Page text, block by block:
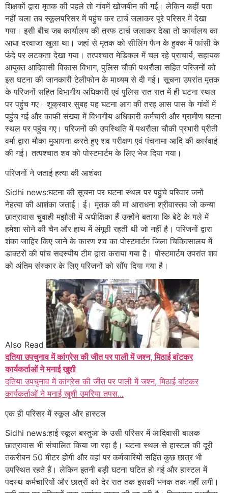
शिक्षकों द्वारा मृतक की पहले तो गांवमें खोजबीन की गई। लेकिन कहीं पता
नहीं चला तब स्कूलपरिसर में पहुंच कर टार्च जलाकर पूरे परिसर में देखा
गया। इसी बीच जब कार्यालय की तरफ टार्च जलाकर देखा तो कार्यालय का
आधा दरवाजा खुला था। जहां से मृतक को सीलिंग फैन के हुक्क में फांसी के
फंदे पर लटकता देखा गया। तत्पश्चात मेडिकल में चल रहे प्राचार्य, सहायक
आयुक्त आदिवासी विकास विभाग, पुलिस चौकी पथरौला सहित परिजनों को
इस घटना की जानकारी टेलीफोन के माध्यम से दी गई। सूचना उपरांत मृतक
के परिजनों सहित विभागीय अधिकारी एवं पुलिस रात रात में ही घटना स्थल
पर पहुंच गए। शुक्रवार सुबह यह घटना आग की तरह आस पास के गांवों में
पहुंच गई और काफी संख्या में विभागीय अधिकारी कर्मचारी और ग्रामीण घटना
स्थल पर पहुंच गए। परिजनों की उपस्थिति में पथरौला चौकी प्रभारी प्रीती
वर्मा द्वारा मौका मुआयना करते हुए शव परीक्षण एवं पंचनामा आदि की कार्रवाई
की गई। तत्पश्चात शव को पोस्टमार्टम के लिए भेज दिया गया।
परिजनों ने जताई हत्या की आशंका
Sidhi news:घटना की सूचना पर घटना स्थल पर पहुंचे परिवार जनों
नेहत्या की आशंका जताई। ई। मृतक की मां आराधना श्रीवास्तव जो कन्या
छात्रावास चुवाही मझौली में अधीक्षिका हैं उन्होंने बताया कि बेटे के गले में
हमेशा सोने की चैन और हाथ में अंगूठी रहती थी जो नहीं है। परिजनों द्वारा
शंका जाहिर किए जाने के कारण शव का पोस्टमार्टम जिला चिकित्सालय में
डाक्टरों की पांच सदस्यीय टीम द्वारा कराया गया है। पोस्टमार्टम उपरांत शव
को अंतिम संस्कार के लिए परिजनों को सौंप दिया गया है।
Also Read
दतिया उपचुनाव में कांग्रेस की जीत पर पाली में जश्न, मिठाई बांटकर
कार्यकर्ताओं ने मनाई खुशी
दतिया उपचुनाव में कांग्रेस की जीत पर पाली में जश्न, मिठाई बांटकर
कार्यकर्ताओं ने मनाई खुशी उमरिया तपस...
एक ही परिसर में स्कूल और हास्टल
Sidhi news:हाई स्कूल बस्तुआ के उसी परिसर में आदिवासी बालक
छात्रावास भी संचालित किया जा रहा है। घटना स्थल से हास्टल की दूरी
तकरीबन 50 मीटर होगी और वहां पर कर्मचारियों सहित कुछ छात्र भी
उपस्थित रहते हैं। लेकिन इतनी बड़ी घटना घटित हो गई और हास्टल में
पदस्थ कर्मचारियों और छात्रों को देर रात तक इसकी भनक तक नहीं लगी।